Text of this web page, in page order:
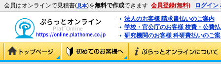
会員はオンラインで見積書(見本)を無料で作成できます 会員登録(無料) ログイン
法人のお客様 請求書払いのご案内
学校・官公庁のお客様 校費・公費
研究機関のお客様 科研費払いのご